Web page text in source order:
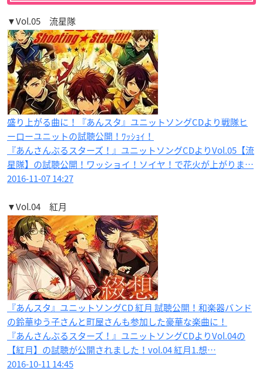
▼Vol.05 流星隊
盛り上がる曲に！『あんスタ』ユニットソングCDより戦隊ヒ
ーローユニットの試聴公開！ﾜｯｼｮｲ！
『あんさんぶるスターズ！』ユニットソングCDよりVol.05【流
星隊】の試聴公開！ワッショイ！ソイヤ！で花火が上がりま…
2016-11-07 14:27
▼Vol.04 紅月
『あんスタ』ユニットソングCD 紅月 試聴公開！和楽器バンド
の鈴華ゆう子さんと町屋さんも参加した豪華な楽曲に！
『あんさんぶるスターズ！』ユニットソングCDよりVol.04の
【紅月】の試聴が公開されました！vol.04 紅月1.想…
2016-10-11 14:45